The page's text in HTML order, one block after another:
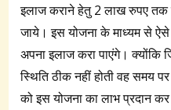
इलाज कराने हेतु 2 लाख रुपए तक
जाये। इस योजना के माध्यम से
अपना इलाज करा पाएंगे। क्योंकि
स्थिति ठीक नहीं होती वह समय
को इस योजना का लाभ प्रदान कर